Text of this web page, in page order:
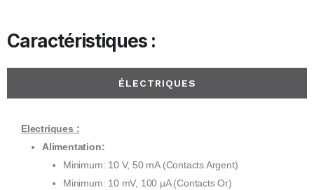
Caractéristiques :
ÉLECTRIQUES
Electriques :
Alimentation:
Minimum: 10 V, 50 mA (Contacts Argent)
Minimum: 10 mV, 100 µA (Contacts Or)